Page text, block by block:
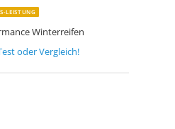
LEISTUNG
Winterreifen
107H XL
60 R18 107V
TL 107V Winterhawk 4 BSW M+S
oder Vergleich!